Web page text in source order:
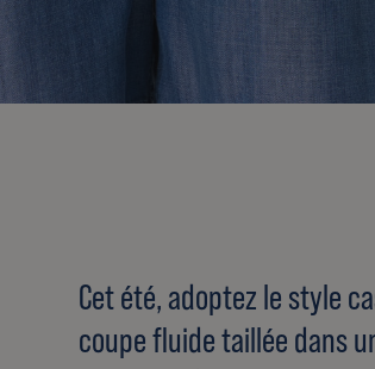
Cet été, adoptez le style
coupe fluide taillée dans